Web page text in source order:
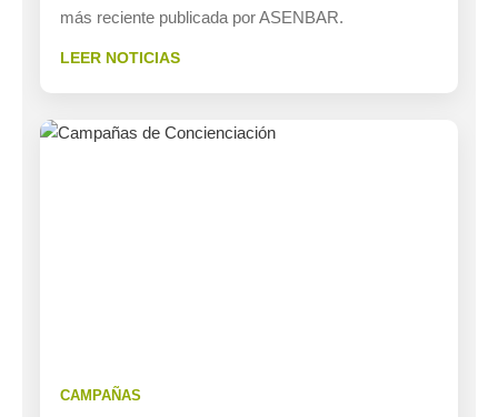
más reciente publicada por ASENBAR.
LEER NOTICIAS
CAMPAÑAS